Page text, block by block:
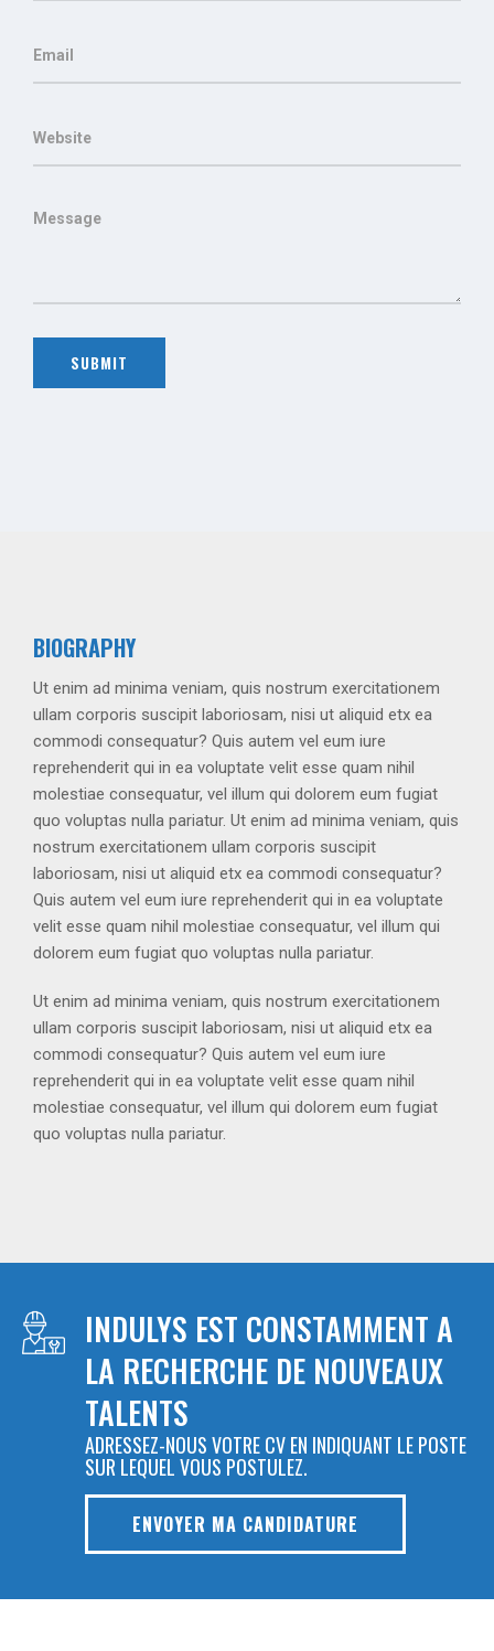
BIOGRAPHY
Ut enim ad minima veniam, quis nostrum exercitationem
ullam corporis suscipit laboriosam, nisi ut aliquid etx ea
commodi consequatur? Quis autem vel eum iure
reprehenderit qui in ea voluptate velit esse quam nihil
molestiae consequatur, vel illum qui dolorem eum fugiat
quo voluptas nulla pariatur. Ut enim ad minima veniam, quis
nostrum exercitationem ullam corporis suscipit
laboriosam, nisi ut aliquid etx ea commodi consequatur?
Quis autem vel eum iure reprehenderit qui in ea voluptate
velit esse quam nihil molestiae consequatur, vel illum qui
dolorem eum fugiat quo voluptas nulla pariatur.
Ut enim ad minima veniam, quis nostrum exercitationem
ullam corporis suscipit laboriosam, nisi ut aliquid etx ea
commodi consequatur? Quis autem vel eum iure
reprehenderit qui in ea voluptate velit esse quam nihil
molestiae consequatur, vel illum qui dolorem eum fugiat
quo voluptas nulla pariatur.
INDULYS EST CONSTAMMENT A
LA RECHERCHE DE NOUVEAUX
TALENTS
ADRESSEZ-NOUS VOTRE CV EN INDIQUANT LE POSTE
SUR LEQUEL VOUS POSTULEZ.
ENVOYER MA CANDIDATURE